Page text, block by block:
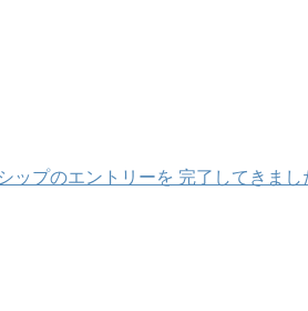
プのエントリーを 完了してきまし